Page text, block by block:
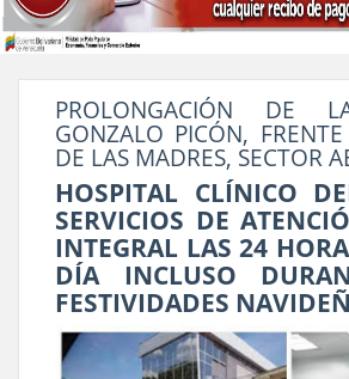
PROLONGACIÓN DE
GONZALO PICÓN,
DE LAS MADRES, SECTOR
HOSPITAL CLÍNICO
SERVICIOS DE
INTEGRAL LAS 24
DÍA INCLUSO
FESTIVIDADES